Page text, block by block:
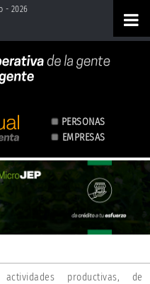
- 2026
PERSONAS
EMPRESAS
productivas, de